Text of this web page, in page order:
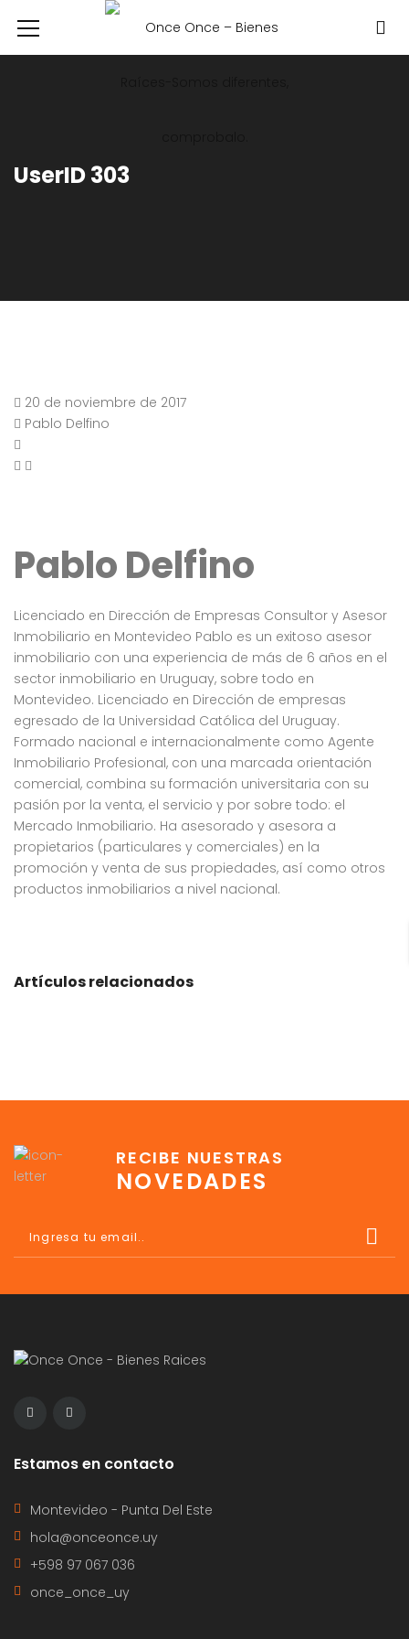
UserID 303
20 de noviembre de 2017
Pablo Delfino
Pablo Delfino
Licenciado en Dirección de Empresas Consultor y Asesor
Inmobiliario en Montevideo Pablo es un exitoso asesor
inmobiliario con una experiencia de más de 6 años en el
sector inmobiliario en Uruguay, sobre todo en
Montevideo. Licenciado en Dirección de empresas
egresado de la Universidad Católica del Uruguay.
Formado nacional e internacionalmente como Agente
Inmobiliario Profesional, con una marcada orientación
comercial, combina su formación universitaria con su
pasión por la venta, el servicio y por sobre todo: el
Mercado Inmobiliario. Ha asesorado y asesora a
propietarios (particulares y comerciales) en la
promoción y venta de sus propiedades, así como otros
productos inmobiliarios a nivel nacional.
Artículos relacionados
RECIBE NUESTRAS
NOVEDADES
Estamos en contacto
Montevideo - Punta Del Este
hola@onceonce.uy
+598 97 067 036
once_once_uy